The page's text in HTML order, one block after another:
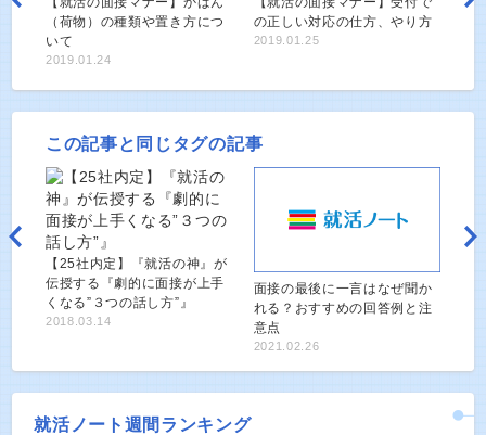
（荷物）の種類や置き方につ
いて
2019.01.24
の正しい対応の仕方、やり方
2019.01.25
この記事と同じタグの記事
【25社内定】『就活の神』が
伝授する『劇的に面接が上手
くなる”３つの話し方”』
2018.03.14
面接の最後に一言はなぜ聞か
れる？おすすめの回答例と注
意点
2021.02.26
就活ノート週間ランキング